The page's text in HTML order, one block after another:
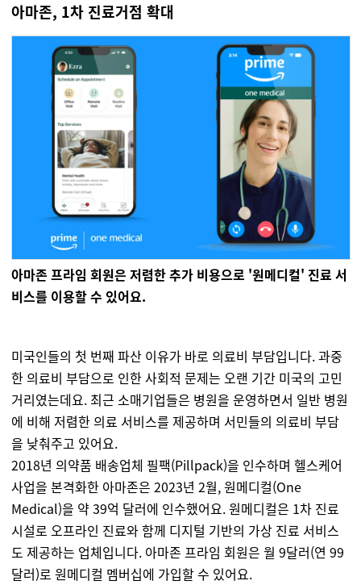
아마존, 1차 진료거점 확대
아마존 프라임 회원은 저렴한 추가 비용으로 '원메디컬' 진료 서
비스를 이용할 수 있어요.
미국인들의 첫 번째 파산 이유가 바로 의료비 부담입니다. 과중
한 의료비 부담으로 인한 사회적 문제는 오랜 기간 미국의 고민
거리였는데요. 최근 소매기업들은 병원을 운영하면서 일반 병원
에 비해 저렴한 의료 서비스를 제공하며 서민들의 의료비 부담
을 낮춰주고 있어요.
2018년 의약품 배송업체 필팩(Pillpack)을 인수하며 헬스케어
사업을 본격화한 아마존은 2023년 2월, 원메디컬(One
Medical)을 약 39억 달러에 인수했어요. 원메디컬은 1차 진료
시설로 오프라인 진료와 함께 디지털 기반의 가상 진료 서비스
도 제공하는 업체입니다. 아마존 프라임 회원은 월 9달러(연 99
달러)로 원메디컬 멤버십에 가입할 수 있어요.